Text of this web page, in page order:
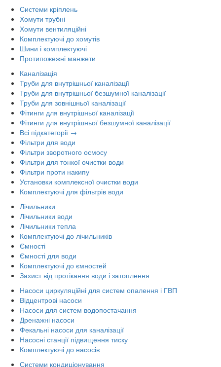
Системи кріплень
Хомути трубні
Хомути вентиляційні
Комплектуючі до хомутів
Шини і комплектуючі
Протипожежні манжети
Каналізація
Труби для внутрішньої каналізації
Труби для внутрішньої безшумної каналізації
Труби для зовнішньої каналізації
Фітинги для внутрішньої каналізації
Фітинги для внутрішньої безшумної каналізації
Всі підкатегорії →
Фільтри для води
Фільтри зворотного осмосу
Фільтри для тонкої очистки води
Фільтри проти накипу
Установки комплексної очистки води
Комплектуючі для фільтрів води
Лічильники
Лічильники води
Лічильники тепла
Комплектуючі до лічильників
Ємності
Ємності для води
Комплектуючі до ємностей
Захист від протікання води і затоплення
Насоси циркуляційні для систем опалення і ГВП
Відцентрові насоси
Насоси для систем водопостачання
Дренажні насоси
Фекальні насоси для каналізації
Насосні станції підвищення тиску
Комплектуючі до насосів
Системи кондиціонування